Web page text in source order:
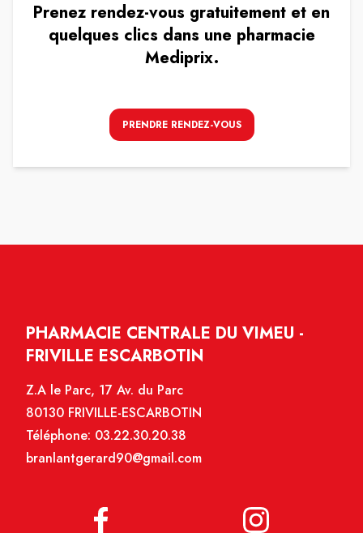
Prenez rendez-vous gratuitement et en
quelques clics dans une pharmacie
Mediprix.
PRENDRE RENDEZ-VOUS
PHARMACIE CENTRALE DU VIMEU -
FRIVILLE ESCARBOTIN
Z.A le Parc, 17 Av. du Parc
80130 FRIVILLE-ESCARBOTIN
Téléphone: 03.22.30.20.38
branlantgerard90@gmail.com